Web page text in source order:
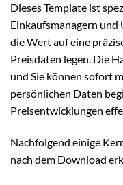
Dieses Template ist
Einkaufsmanagern
die Wert auf eine
Preisdaten legen. Die
und Sie können sofort
persönlichen Daten
Preisentwicklungen
Nachfolgend einige
nach dem Download